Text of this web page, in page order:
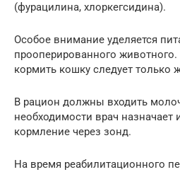
(фурацилина, хлоркегсидина).
Особое внимание уделяется
прооперированного
кормить кошку следует только
В рацион должны входить
необходимости врач назначает
кормление через зонд.
На время реабилитационного